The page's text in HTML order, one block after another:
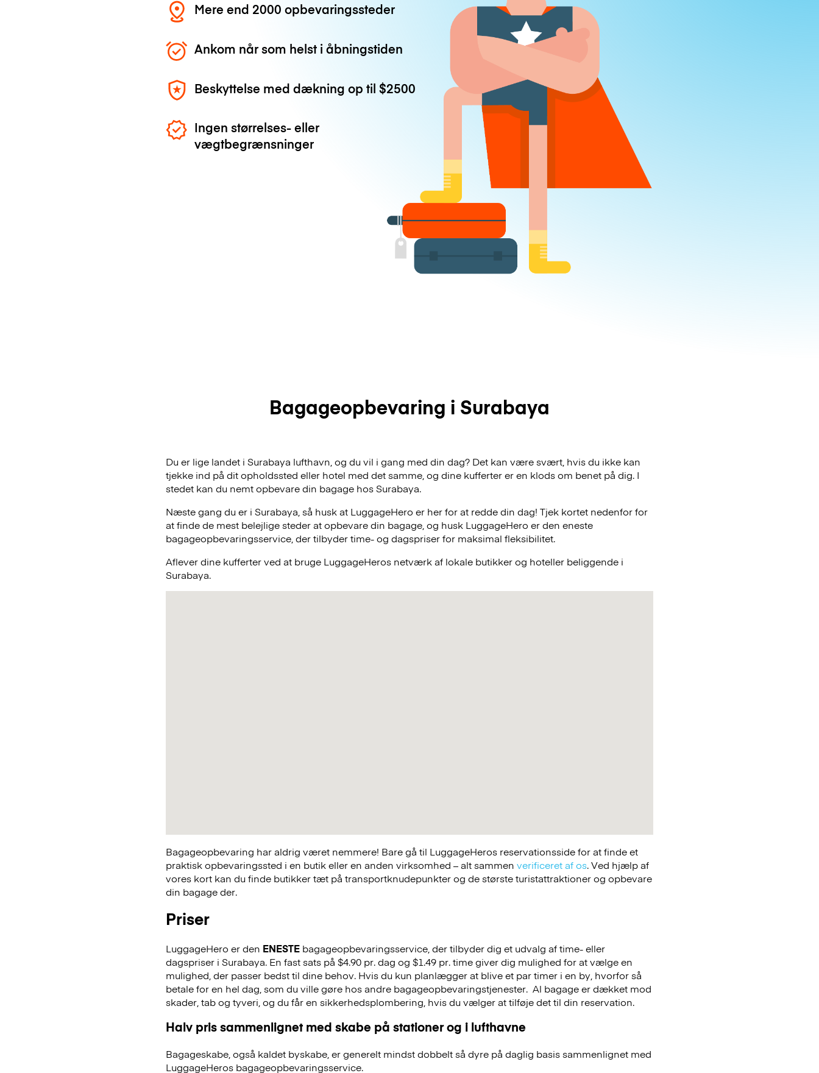
Mere end 2000 opbevaringssteder
Ankom når som helst i åbningstiden
Beskyttelse med dækning op til$2500
Ingen størrelses- eller
vægtbegrænsninger
Bagageopbevaring i Surabaya
Du er lige landet i Surabaya lufthavn, og du vil i gang med din dag? Det kan være svært, hvis du ikke kan
tjekke ind på dit opholdssted eller hotel med det samme, og dine kufferter er en klods om benet på dig. I
stedet kan du nemt opbevare din bagage hos Surabaya.
Næste gang du er i Surabaya, så husk at LuggageHero er her for at redde din dag! Tjek kortet nedenfor for
at finde de mest belejlige steder at opbevare din bagage, og husk LuggageHero er den eneste
bagageopbevaringsservice, der tilbyder time- og dagspriser for maksimal fleksibilitet.
Aflever dine kufferter ved at bruge LuggageHeros netværk af lokale butikker og hoteller beliggende i
Surabaya.
Bagageopbevaring har aldrig været nemmere! Bare gå til LuggageHeros reservationsside for at finde et
praktisk opbevaringssted i en butik eller en anden virksomhed – alt sammen verificeret af os. Ved hjælp af
vores kort kan du finde butikker tæt på transportknudepunkter og de største turistattraktioner og opbevare
din bagage der.
Priser
LuggageHero er den ENESTE bagageopbevaringsservice, der tilbyder dig et udvalg af time- eller
dagspriser i Surabaya. En fast sats på $4.90 pr. dag og $1.49 pr. time giver dig mulighed for at vælge en
mulighed, der passer bedst til dine behov. Hvis du kun planlægger at blive et par timer i en by, hvorfor så
betale for en hel dag, som du ville gøre hos andre bagageopbevaringstjenester. Al bagage er dækket mod
skader, tab og tyveri, og du får en sikkerhedsplombering, hvis du vælger at tilføje det til din reservation.
Halv pris sammenlignet med skabe på stationer og i lufthavne
Bagageskabe, også kaldet byskabe, er generelt mindst dobbelt så dyre på daglig basis sammenlignet med
LuggageHeros bagageopbevaringsservice.